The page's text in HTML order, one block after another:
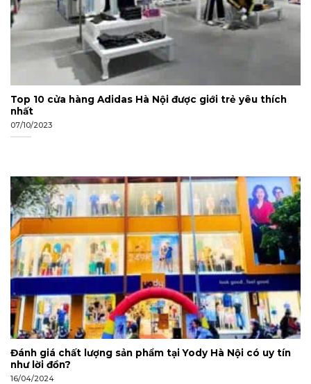
Top 10 cửa hàng Adidas Hà Nội được giới trẻ yêu thích
nhất
07/10/2023
Đánh giá chất lượng sản phẩm tại Yody Hà Nội có uy tín
như lời đồn?
16/04/2024